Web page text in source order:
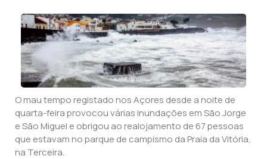
O mau tempo registado nos Açores desde a noite de
quarta-feira provocou várias inundações em São Jorge
e São Miguel e obrigou ao realojamento de 67 pessoas
que estavam no parque de campismo da Praia da Vitória,
na Terceira.